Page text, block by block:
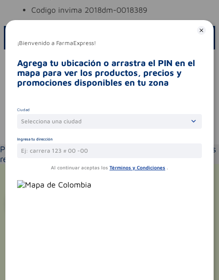
codigo invima 2018dm-0018389
Por favor, inicie sesión para escribir un comentario
Sin comentarios.
Por favor selecciona tu ubicación y verás los productos
recomendados según la cobertura de entrega
¡Bienvenido a FarmaExpress!
Agrega tu ubicación o arrastra el PIN en el
mapa para ver los productos, precios y
promociones disponibles en tu zona
Ciudad
Selecciona una ciudad
Ingresa tu dirección
Al continuar aceptas los Términos y Condiciones .